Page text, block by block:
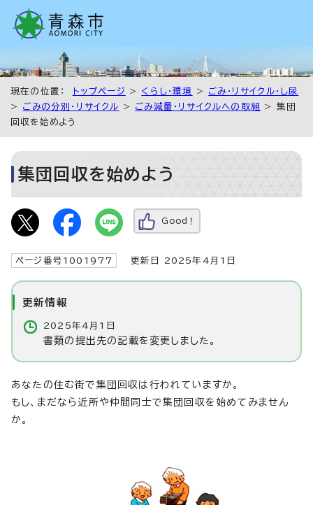
現在の位置： トップページ > くらし・環境 > ごみ・リサイクル・し尿
> ごみの分別・リサイクル > ごみ減量・リサイクルへの取組
> 集団
回収を始めよう
集団回収を始めよう
Good！
ページ番号1001977 更新日 2025年4月1日
更新情報
2025年4月1日
書類の提出先の記載を変更しました。
あなたの住む街で集団回収は行われていますか。
もし、まだなら近所や仲間同士で集団回収を始めてみません
か。